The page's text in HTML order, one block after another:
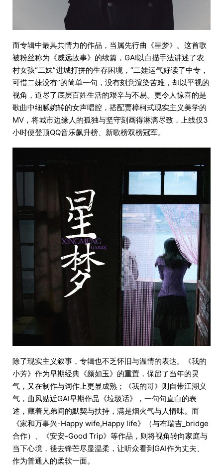
而专辑中最具共情力的作品，当属先行曲《星梦》。这首歌
被粉丝称为《威远故事》的续篇，GAI以白描手法讲述了农
村女孩“二妹”进城打拼的生存困境，“二娃运气好读了中专，
可惜二妹没有”的简单一句，没有刻意渲染苦难，却以平视的
视角，道尽了底层百姓生活的艰辛与不易。更令人惊喜的是
歌曲中细腻婉转的女声唱腔，搭配贾樟柯式现实主义美学的
MV，将城市边缘人的孤独与坚守刻画得淋漓尽致，上线仅3
小时便登顶QQ音乐飙升榜、新歌榜双榜冠军。
除了现实主义叙事，专辑也不乏怀旧与温情的表达。《我的
小芳》作为早期经典《颜如玉》的重置，保留了当年的灵
气，又在制作与词作上更显成熟；《我的哥》则自带江湖义
气，曲风贴近GAI早期作品《垃圾话》，一句句直白的表
述，藏着兄弟间的默契与扶持，满是烟火气与人情味。而
《家和万事兴-Happy wife,Happy life》（与布瑞吉_bridge
合作）、《安安-Good Trip》等作品，则将视角转向家庭与
当下心境，褪去锋芒尽显温柔，让听众看到GAI作为丈夫、
作为普通人的柔软一面。